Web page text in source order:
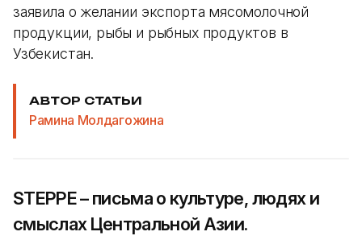
заявила о желании экспорта мясомолочной
продукции, рыбы и рыбных продуктов в
Узбекистан.
АВТОР СТАТЬИ
Рамина Молдагожина
STEPPE – письма о культуре, людях и
смыслах Центральной Азии.